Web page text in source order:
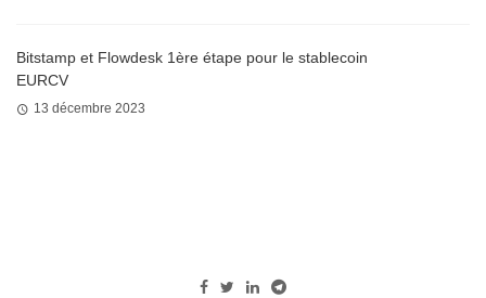
Bitstamp et Flowdesk 1ère étape pour le stablecoin
EURCV
13 décembre 2023